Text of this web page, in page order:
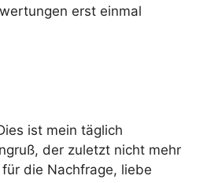
erst einmal
ist mein täglich
der zuletzt nicht mehr
die Nachfrage, liebe